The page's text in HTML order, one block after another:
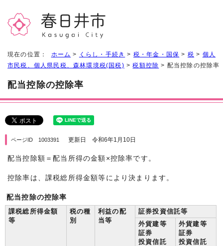
現在の位置： ホーム > くらし・手続き > 税・年金・国保 > 税 > 個人
市民税、個人県民税、森林環境税(国税) >税額控除 > 配当控除の控除率
配当控除の控除率
ページID 1003391 更新日 令和6年1月10日
配当控除額＝配当所得の金額×控除率です。
控除率は、課税総所得金額等により決まります。
配当控除の控除率
課税総所得金額
等
税の種
別
利益の配
当等
証券投資信託等
外貨建等
証券
投資信託
外貨建等
証券
投資信託